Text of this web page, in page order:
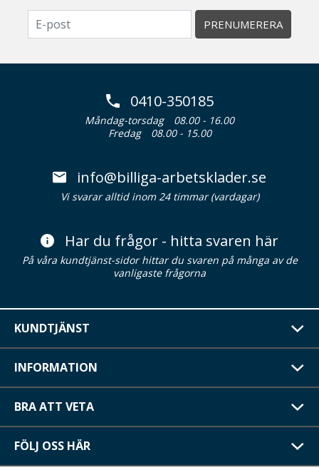
PRENUMERERA
0410-350185
Måndag-torsdag
08.00 - 16.00
Fredag
08.00 - 15.00
info@billiga-arbetsklader.se
Vi svarar alltid inom 24 timmar (vardagar)
Har du frågor - hitta svaren här
På våra kundtjänst-sidor hittar du svaren på många av de
vanligaste frågorna
KUNDTJÄNST
INFORMATION
BRA ATT VETA
FÖLJ OSS HÄR